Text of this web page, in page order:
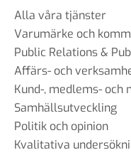
Alla våra tjänster
Varumärke och
Public Relations &
Affärs- och
Kund-, medlems-
Samhällsutveckling
Politik och opinion
Kvalitativa